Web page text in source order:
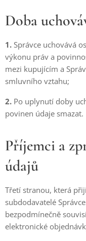
Doba
1. Správce uchovává
výkonu práv a
mezi kupujícím a
smluvního vztahu;
2. Po uplynutí doby
povinen údaje smazat.
Příjemci a
údajů
Třetí stranou, která
subdodavatelé
bezpodmínečně
elektronické